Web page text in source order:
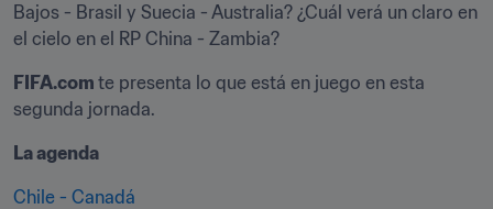
Bajos - Brasil y Suecia - Australia? ¿Cuál verá un claro en
el cielo en el RP China - Zambia?
FIFA.com te presenta lo que está en juego en esta
segunda jornada.
La agenda
Chile - Canadá